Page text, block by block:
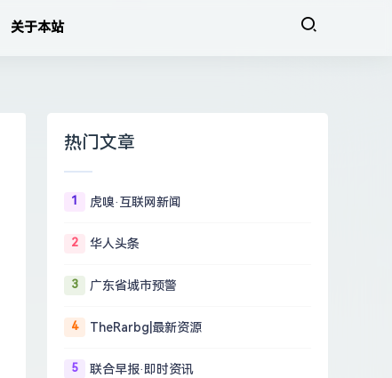
关于本站
热门文章
1 虎嗅·互联网新闻
2 华人头条
3 广东省城市预警
4 TheRarbg|最新资源
5 联合早报·即时资讯